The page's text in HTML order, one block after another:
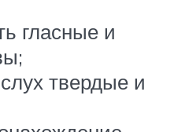
гласные и
твердые и